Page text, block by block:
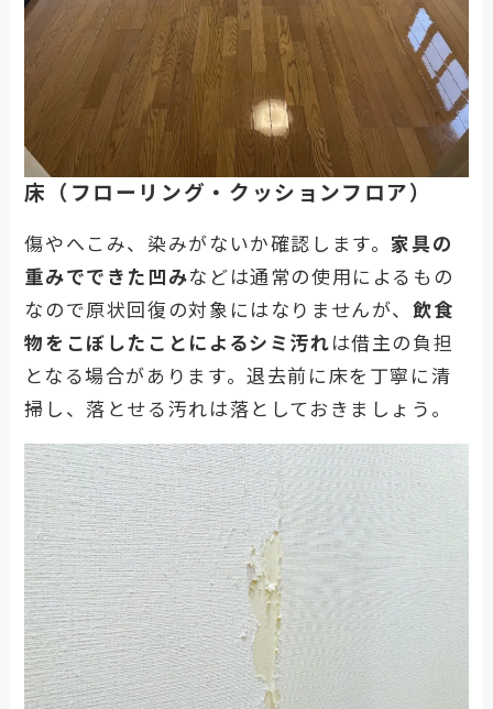
床（フローリング・クッションフロア）
傷やへこみ、染みがないか確認します。 家具の
重みでできた凹みなどは通常の使用によるもの
なので原状回復の対象にはなりませんが、飲食
物をこぼしたことによるシミ汚れは借主の負担
となる場合があります。退去前に床を丁寧に清
掃し、落とせる汚れは落としておきましょう。